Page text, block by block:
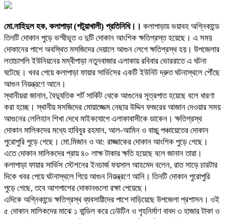
মো.নাহিদুল হক, কলাপাড়া (পটুয়াখালী) প্রতিনিধি।। কলাপাড়ায় ভয়াবহ অগ্নিকান্ডে
তিনটি দোকান পুড়ে ভস্মীভূত ও দুটি দোকান আংশিক ক্ষতিগ্রস্ত হয়েছে। এ সময়
দোকানের পাশে অবস্থিত মসজিদের দেয়ালে আগুন লেগে ক্ষতিগ্রস্থ হয়। উপজেলার
লতাচাপলি ইউনিয়নের মম্বীপাড়া নতুনবাজার এলাকায় রবিবার ভোররাতে এ ঘটনা
ঘটেছে। খবর পেয়ে কলাপাড়া ফায়ার সার্ভিসের একটি ইউনিট দ্রুত ঘটনাস্থলে পৌঁছে
আগুন নিয়ন্ত্রণে আনে।
স্থানীয়রা জানান, বৈদ্যুতিক শর্ট সার্কিট থেকে আগুনের সূত্রপাত হয়েছে বলে ধারণা
করা হচ্ছে। স্থানীয় মসজিদের মোয়াজ্জেম নেছার উদ্দিন ফজরের আজান দেওয়ার সময়
আগুনের লেলিহান শিখা দেখে মাইকযোগে এলাকাবাসীকে ডাকেন। ক্ষতিগ্রস্থ
দোকান মালিকদের মধ্যে হাবিবুর রহমান, আল-আমিন ও বাচ্চু পঞ্চায়েতের দোকান
পুরোপুরি পুড়ে গেছে। মো.মিজান ও আ: রাজ্জাকের দোকান আংশিক পুড়ে গেছে।
এতে দোকান মালিকদের প্রায় ৪০ লাক্ষ টাকার ক্ষতি হয়েছে বলে জানান তারা।
কলাপাড়া ফায়ার সার্ভিস স্টেশনের ইনচার্জ ফয়সাল আহমেদ বলেন, রাত সাড়ে চারটার
দিকে খবর পেয়ে ঘটনাস্থলে গিয়ে আগুন নিয়ন্ত্রণে আনি। তিনটি দোকান পুরোপুরি
পুড়ে গেছে, তবে আশপাশের দোকানগুলো রক্ষা পেয়েছে।
এদিকে অগ্নিকান্ডে ক্ষতিগ্রস্থ ব্যবসায়ীদের পাশে দাড়িয়েছে উপজেলা প্রশাসন। ওই
৫ দোকান মালিকদের মাঝে ১ বান্ডিল করে ঢেউটিন ও গৃহনির্মাণ বাবদ ৩ হাজার টাকা ও